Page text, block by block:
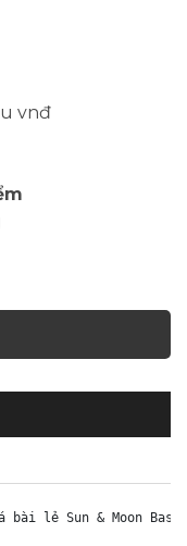
vnđ
lẻ Sun & Moon